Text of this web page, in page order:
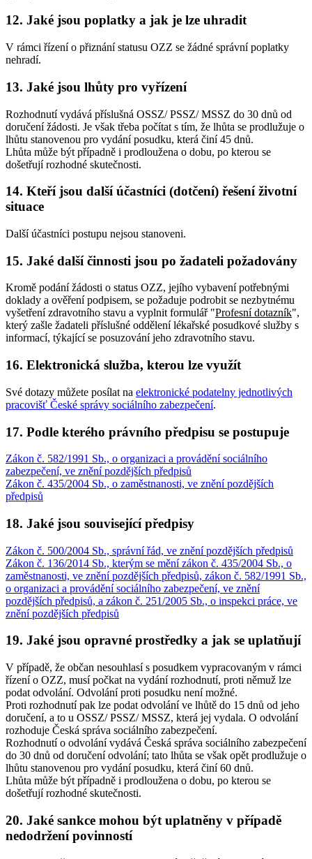
12. Jaké jsou poplatky a jak je lze uhradit
V rámci řízení o přiznání statusu OZZ se žádné správní poplatky
nehradí.
13. Jaké jsou lhůty pro vyřízení
Rozhodnutí vydává příslušná OSSZ/ PSSZ/ MSSZ do 30 dnů od
doručení žádosti. Je však třeba počítat s tím, že lhůta se prodlužuje o
lhůtu stanovenou pro vydání posudku, která činí 45 dnů.
Lhůta může být případně i prodloužena o dobu, po kterou se
došetřují rozhodné skutečnosti.
14. Kteří jsou další účastníci (dotčení) řešení životní
situace
Další účastníci postupu nejsou stanoveni.
15. Jaké další činnosti jsou po žadateli požadovány
Kromě podání žádosti o status OZZ, jejího vybavení potřebnými
doklady a ověření podpisem, se požaduje podrobit se nezbytnému
vyšetření zdravotního stavu a vyplnit formulář "Profesní dotazník",
který zašle žadateli příslušné oddělení lékařské posudkové služby s
informací, týkající se posuzování jeho zdravotního stavu.
16. Elektronická služba, kterou lze využít
Své dotazy můžete posílat na elektronické podatelny jednotlivých
pracovišť České správy sociálního zabezpečení.
17. Podle kterého právního předpisu se postupuje
Zákon č. 582/1991 Sb., o organizaci a provádění sociálního
zabezpečení, ve znění pozdějších předpisů
Zákon č. 435/2004 Sb., o zaměstnanosti, ve znění pozdějších
předpisů
18. Jaké jsou související předpisy
Zákon č. 500/2004 Sb., správní řád, ve znění pozdějších předpisů
Zákon č. 136/2014 Sb., kterým se mění zákon č. 435/2004 Sb., o
zaměstnanosti, ve znění pozdějších předpisů, zákon č. 582/1991 Sb.,
o organizaci a provádění sociálního zabezpečení, ve znění
pozdějších předpisů, a zákon č. 251/2005 Sb., o inspekci práce, ve
znění pozdějších předpisů
19. Jaké jsou opravné prostředky a jak se uplatňují
V případě, že občan nesouhlasí s posudkem vypracovaným v rámci
řízení o OZZ, musí počkat na vydání rozhodnutí, proti němuž lze
podat odvolání. Odvolání proti posudku není možné.
Proti rozhodnutí pak lze podat odvolání ve lhůtě do 15 dnů od jeho
doručení, a to u OSSZ/ PSSZ/ MSSZ, která jej vydala. O odvolání
rozhoduje Česká správa sociálního zabezpečení.
Rozhodnutí o odvolání vydává Česká správa sociálního zabezpečení
do 30 dnů od doručení odvolání; tato lhůta se však opět prodlužuje o
lhůtu stanovenou pro vydání posudku, která činí 60 dnů.
Lhůta může být případně i prodloužena o dobu, po kterou se
došetřují rozhodné skutečnosti.
20. Jaké sankce mohou být uplatněny v případě
nedodržení povinností